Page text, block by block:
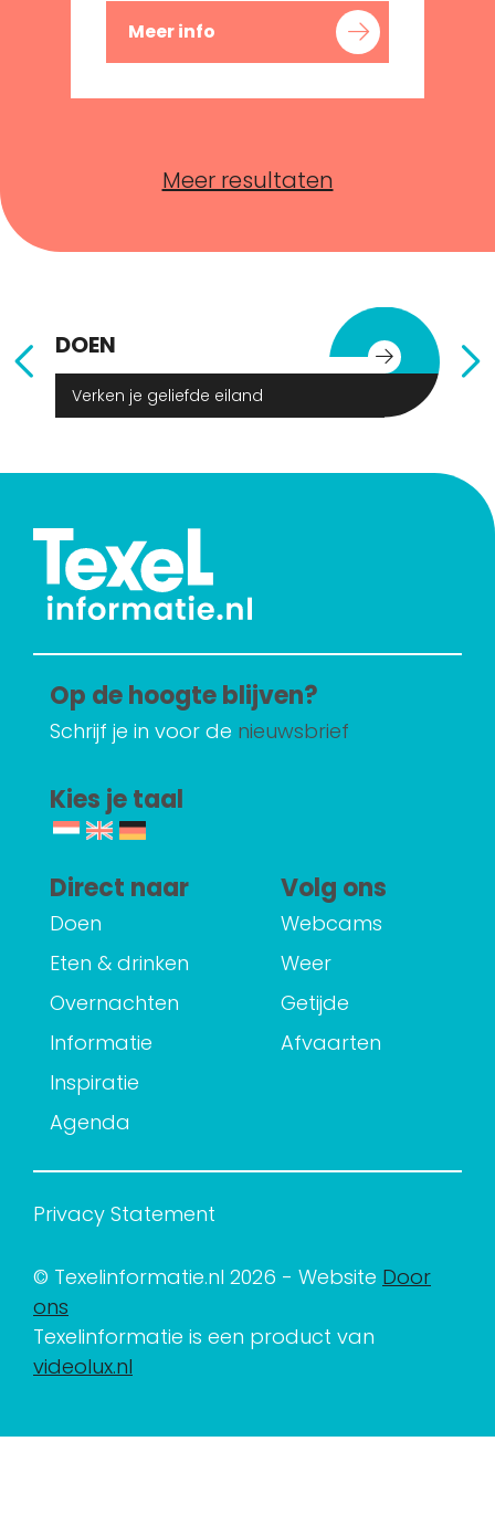
Meer info
Meer resultaten
DOEN
Verken je geliefde eiland
Op de hoogte blijven?
Schrijf je in voor de nieuwsbrief
Kies je taal
Direct naar
Doen
Eten & drinken
Overnachten
Informatie
Inspiratie
Agenda
Volg ons
Webcams
Weer
Getijde
Afvaarten
Privacy Statement
© Texelinformatie.nl 2026 - Website Door
ons
Texelinformatie is een product van
videolux.nl